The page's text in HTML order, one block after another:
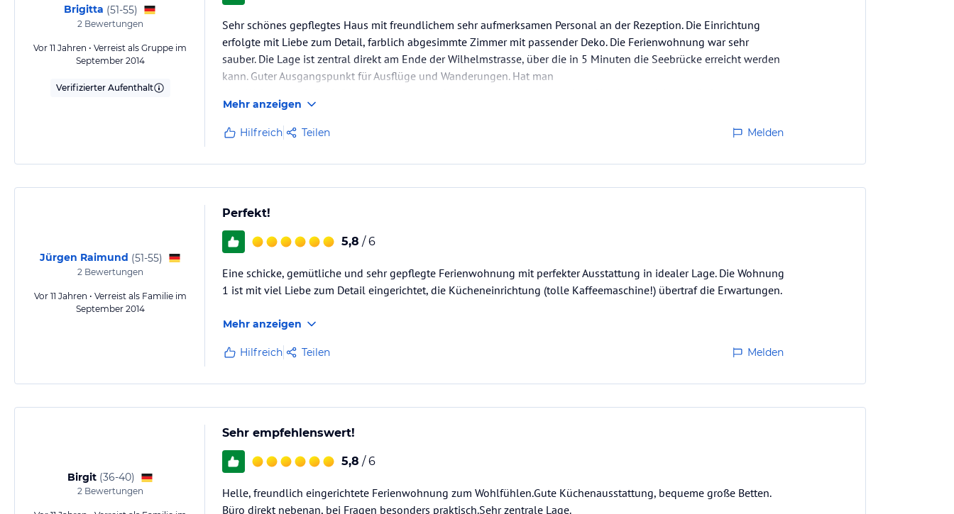
App. 7 ist ein ca. 64m² großes 3-Raum-Appartement im Dachgeschoß. Das eine der beiden Schlafzimmer bezeichnen
wir auch gern als "schwebendes Zimmer" - es ist wie ein Schwalbennestchen seitlich an das Haus "geklebt". Die
Allgemeine und unverbindliche Hoteliers-/Veranstalter-/Kataloginformationen. Alle Angaben ohne
Gewähr und ohne Prüfung durch HolidayCheck. Bitte lies vor der Buchung die verbindlichen
Brigitta (51-55)
2Bewertungen
Vor 11 Jahren • Verreist als Gruppe im
September 2014
Verifizierter Aufenthalt
Sehr schönes gepflegtes Haus mit freundlichem sehr aufmerksamen Personal an der Rezeption. Die Einrichtung
erfolgte mit Liebe zum Detail, farblich abgesimmte Zimmer mit passender Deko. Die Ferienwohnung war sehr
sauber. Die Lage ist zentral direkt am Ende der Wilhelmstrasse, über die in 5 Minuten die Seebrücke erreicht werden
kann. Guter Ausgangspunkt für Ausflüge und Wanderungen. Hat man
Fazit: 14 Tage…
Mehr anzeigen
Hilfreich Teilen Melden
Jürgen Raimund (51-55)
2Bewertungen
Vor 11 Jahren • Verreist als Familie im
September 2014
Perfekt!
5,8 / 6
Eine schicke, gemütliche und sehr gepflegte Ferienwohnung mit perfekter Ausstattung in idealer Lage. Die Wohnung
1 ist mit viel Liebe zum Detail eingerichtet, die Kücheneinrichtung (tolle Kaffeemaschine!) übertraf die Erwartungen.
Mehr anzeigen
Hilfreich Teilen Melden
Birgit (36-40)
2Bewertungen
Sehr empfehlenswert!
5,8 / 6
Helle, freundlich eingerichtete Ferienwohnung zum Wohlfühlen.Gute Küchenausstattung, bequeme große Betten.
Büro direkt nebenan, bei Fragen besonders praktisch.Sehr zentrale Lage.